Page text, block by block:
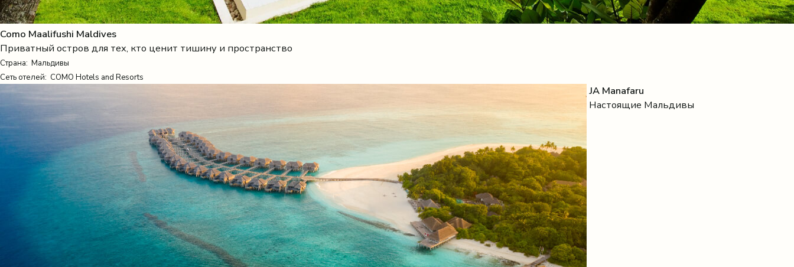
Como Maalifushi Maldives
Приватный остров для тех, кто ценит тишину и пространство
Страна: Мальдивы
Сеть отелей: COMO Hotels and Resorts
JA Manafaru
Настоящие Мальдивы